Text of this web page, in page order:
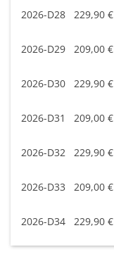
2026-D28 229,90 €
2026-D29 209,00 €
2026-D30 229,90 €
2026-D31 209,00 €
2026-D32 229,90 €
2026-D33 209,00 €
2026-D34 229,90 €